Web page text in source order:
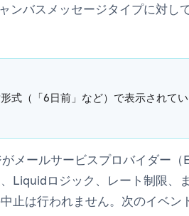
ンバスメッセージタイプに対し
式（「6日前」など）で表示されて
メールサービスプロバイダー
Liquidロジック、レート制限、
止は行われません。次のイベン